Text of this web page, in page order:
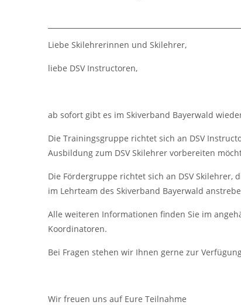
Liebe Skilehrerinnen und Skilehrer,
liebe DSV Instructoren,
ab sofort gibt es im Skiverband Bayerwald
Die Trainingsgruppe richtet sich an DSV
Ausbildung zum DSV Skilehrer vorbereiten
Die Fördergruppe richtet sich an DSV Skilehrer,
im Lehrteam des Skiverband Bayerwald
Alle weiteren Informationen finden Sie im
Koordinatoren.
Bei Fragen stehen wir Ihnen gerne zur
Wir freuen uns auf Eure Teilnahme